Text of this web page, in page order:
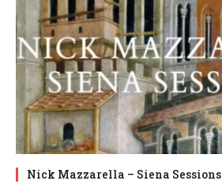
Nick Mazzarella – Siena Sessions